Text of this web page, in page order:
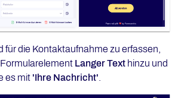
für die Kontaktaufnahme zu erfassen,
Langer Texthinzu und
es mit 'Ihre Nachricht'